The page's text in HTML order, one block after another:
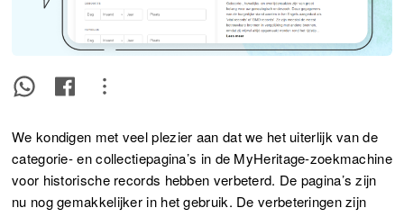
We kondigen met veel plezier aan dat we het uiterlijk van de
categorie- en collectiepagina’s in de MyHeritage-zoekmachine
voor historische records hebben verbeterd. De pagina’s zijn
nu nog gemakkelijker in het gebruik. De verbeteringen zijn